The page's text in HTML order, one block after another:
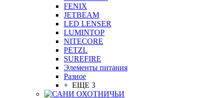
FENIX
JETBEAM
LED LENSER
LUMINTOP
NITECORE
PETZL
SUREFIRE
Элементы питания
Разное
+ ЕЩЕ 3